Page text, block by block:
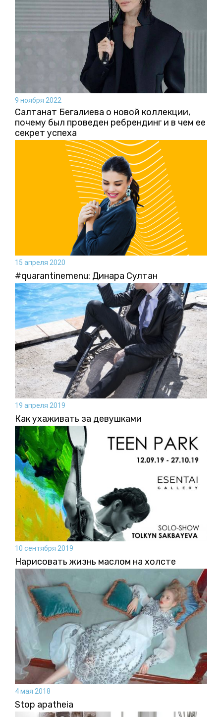
9 ноября 2022
Салтанат Бегалиева о новой коллекции,
почему был проведен ребрендинг и в чем ее
секрет успеха
15 апреля 2020
#quarantinemenu: Динара Султан
19 апреля 2019
Как ухаживать за девушками
10 сентября 2019
Нарисовать жизнь маслом на холсте
4 мая 2018
Stop apatheia